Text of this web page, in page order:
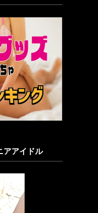
アアイドル